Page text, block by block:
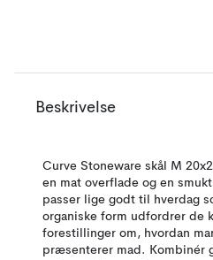
Beskrivelse
Curve Stoneware skål M
en mat overflade og en
passer lige godt til hverdag
organiske form udfordrer de
forestillinger om, hvordan
præsenterer mad. Kombinér